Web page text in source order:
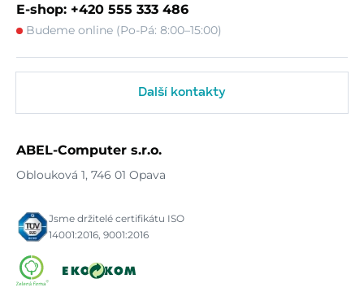
E-shop: +420 555 333 486
Budeme online (Po-Pá: 8:00–15:00)
Další kontakty
ABEL-Computer s.r.o.
Oblouková 1, 746 01 Opava
Jsme držitelé certifikátu ISO
14001:2016, 9001:2016